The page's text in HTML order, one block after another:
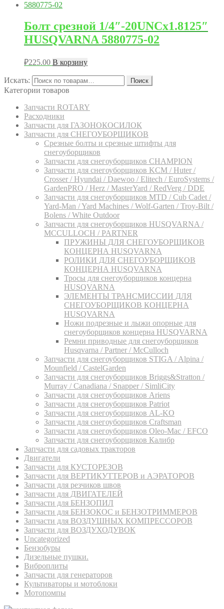
Болт срезной 1/​4″-20UNCx1.8125″
HUSQVARNA 5880775-02
₽225.00 В корзину
Искать: Поиск
Категории товаров
Запчасти ROTARY
Расходники
Запчасти для ГАЗОНОКОСИЛОК
Запчасти для СНЕГОУБОРЩИКОВ
Срезные болты и срезные штифты для
снегоуборщиков
Запчасти для снегоуборщиков CHAMPION
Запчасти для снегоуборщиков KCM / Huter /
Crosser / Hyundai / Daewoo / Elitech / EuroSystems /
GardenPRO / Herz / MasterYard / RedVerg / DDE
Запчасти для снегоуборщиков MTD / Cub Cadet /
Yard-Man / Yard Machines / Wolf-Garten / Troy-Bilt /
Bolens / White Outdoor
Запчасти для снегоуборщиков HUSQVARNA /
MCCULLOCH / PARTNER
ПРУЖИНЫ ДЛЯ СНЕГОУБОРЩИКОВ
КОНЦЕРНА HUSQVARNA
РОЛИКИ ДЛЯ СНЕГОУБОРЩИКОВ
КОНЦЕРНА HUSQVARNA
Тросы для снегоуборщиков концерна
HUSQVARNA
ЭЛЕМЕНТЫ ТРАНСМИССИИ ДЛЯ
СНЕГОУБОРЩИКОВ КОНЦЕРНА
HUSQVARNA
Ножи подрезные и лыжи опорные для
снегоуборщиков концерна HUSQVARNA
Ремни приводные для снегоуборщиков
Husqvarna / Partner / McCulloch
Запчасти для снегоуборщиков STIGA / Alpina /
Mounfield / CastelGarden
Запчасти для снегоуборщиков Briggs&Stratton /
Murray / Canadiana / Snapper / SimliCity
Запчасти для снегоуборщиков Ariens
Запчасти для снегоуборщиков Patriot
Запчасти для снегоуборщиков AL-KO
Запчасти для снегоуборщиков Craftsman
Запчасти для снегоуборщиков Oleo-Mac / EFCO
Запчасти для снегоуборщиков Калибр
Запчасти для садовых тракторов
Двигатели
Запчасти для КУСТОРЕЗОВ
Запчасти для ВЕРТИКУТТЕРОВ и АЭРАТОРОВ
Запчасти для резчиков швов
Запчасти для ДВИГАТЕЛЕЙ
Запчасти для БЕНЗОПИЛ
Запчасти для БЕНЗОКОС и БЕНЗОТРИММЕРОВ
Запчасти для ВОЗДУШНЫХ КОМПРЕССОРОВ
Запчасти для ВОЗДУХОДУВОК
Uncategorized
Бензобуры
Дизельные пушки.
Виброплиты
Запчасти для генераторов
Культиваторы и мотоблоки
Мотопомпы